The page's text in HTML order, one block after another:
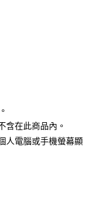
行
行
商業銀行
含在此商品內。
人電腦或手機螢幕顯